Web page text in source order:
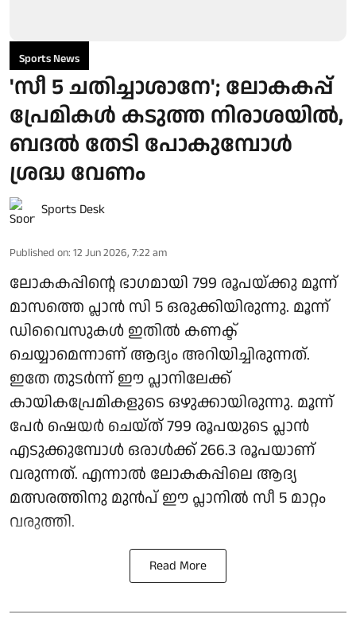
Sports News
'സീ 5 ചതിച്ചാശാനേ'; ലോകകപ്പ്
പ്രേമികൾ കടുത്ത നിരാശയിൽ,
ബദൽ തേടി പോകുമ്പോൾ
ശ്രദ്ധ വേണം
Sports Desk
Published on: 12 Jun 2026, 7:22 am
ലോകകപ്പിന്റെ ഭാഗമായി 799 രൂപയ്ക്കു മൂന്ന്
മാസത്തെ പ്ലാൻ സി 5 ഒരുക്കിയിരുന്നു. മൂന്ന്
ഡിവൈസുകൾ ഇതിൽ കണക്ട്
ചെയ്യാമെന്നാണ് ആദ്യം അറിയിച്ചിരുന്നത്.
ഇതേ തുടർന്ന് ഈ പ്ലാനിലേക്ക്
കായികപ്രേമികളുടെ ഒഴുക്കായിരുന്നു. മൂന്ന്
പേർ ഷെയർ ചെയ്ത് 799 രൂപയുടെ പ്ലാൻ
എടുക്കുമ്പോൾ ഒരാൾക്ക് 266.3 രൂപയാണ്
വരുന്നത്. എന്നാൽ ലോകകപ്പിലെ ആദ്യ
മത്സരത്തിനു മുൻപ് ഈ പ്ലാനിൽ സീ 5 മാറ്റം
വരുത്തി.
Read More